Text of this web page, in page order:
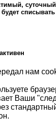
суточный
нам
Ваши